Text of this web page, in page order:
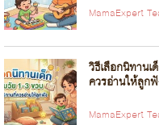
MamaExpert
วิธีเลือกนิทาน
ควรอ่านให้ลูก
MamaExpert